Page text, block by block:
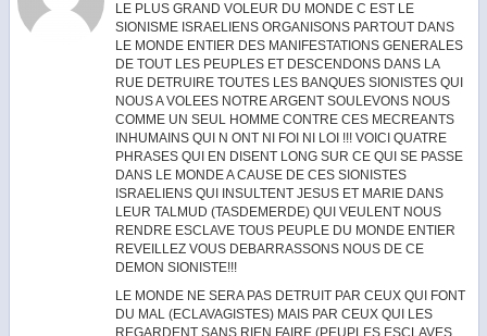
LE PLUS GRAND VOLEUR DU MONDE C EST LE
SIONISME ISRAELIENS ORGANISONS PARTOUT DANS
LE MONDE ENTIER DES MANIFESTATIONS GENERALES
DE TOUT LES PEUPLES ET DESCENDONS DANS LA
RUE DETRUIRE TOUTES LES BANQUES SIONISTES QUI
NOUS A VOLEES NOTRE ARGENT SOULEVONS NOUS
COMME UN SEUL HOMME CONTRE CES MECREANTS
INHUMAINS QUI N ONT NI FOI NI LOI !!! VOICI QUATRE
PHRASES QUI EN DISENT LONG SUR CE QUI SE PASSE
DANS LE MONDE A CAUSE DE CES SIONISTES
ISRAELIENS QUI INSULTENT JESUS ET MARIE DANS
LEUR TALMUD (TASDEMERDE) QUI VEULENT NOUS
RENDRE ESCLAVE TOUS PEUPLE DU MONDE ENTIER
REVEILLEZ VOUS DEBARRASSONS NOUS DE CE
DEMON SIONISTE!!!
LE MONDE NE SERA PAS DETRUIT PAR CEUX QUI FONT
DU MAL (ECLAVAGISTES) MAIS PAR CEUX QUI LES
REGARDENT SANS RIEN FAIRE (PEUPLES ESCLAVES